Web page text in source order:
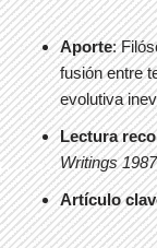
Aporte:
fusión entre
evolutiva
Lectura
Writings
Artículo